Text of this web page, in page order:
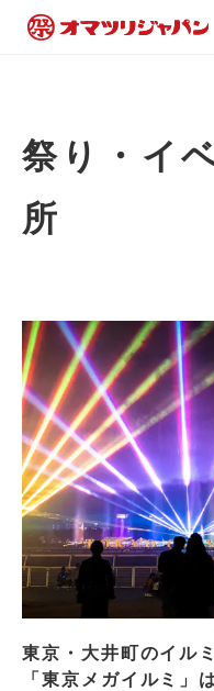
祭り・イ
所
東京・大井町のイル
「東京メガイルミ」